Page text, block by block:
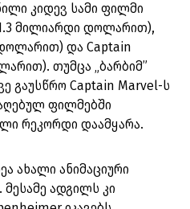
კიდევ სამი ფილმი
მილიარდი დოლარით),
და Captain
თუმცა „ბარბიმ”
გაუსწრო Captain Marvel-ს
ფილმებში
რეკორდი დაამყარა.
ახალი ანიმაციური
მესამე ადგილს კი